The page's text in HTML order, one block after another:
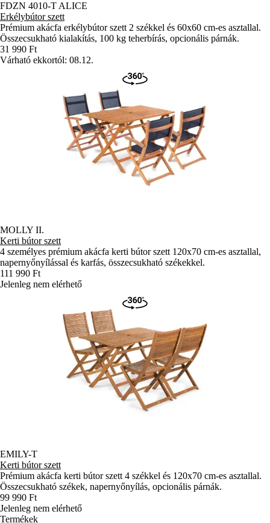
FDZN 4010-T ALICE
Erkélybútor szett
Prémium akácfa erkélybútor szett 2 székkel és 60x60 cm-es asztallal.
Összecsukható kialakítás, 100 kg teherbírás, opcionális párnák.
31 990 Ft
Várható ekkortól: 08.12.
MOLLY II.
Kerti bútor szett
4 személyes prémium akácfa kerti bútor szett 120x70 cm-es asztallal,
napernyőnyílással és karfás, összecsukható székekkel.
111 990 Ft
Jelenleg nem elérhető
EMILY-T
Kerti bútor szett
Prémium akácfa kerti bútor szett 4 székkel és 120x70 cm-es asztallal.
Összecsukható székek, napernyőnyílás, opcionális párnák.
99 990 Ft
Jelenleg nem elérhető
Termékek